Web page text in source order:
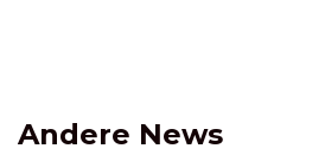
Andere News